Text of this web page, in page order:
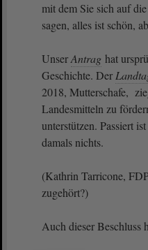
mit dem Sie sich auf
sagen, alles ist schön,
UnserAntrag hat
Geschichte. Der
2018, Mutterschafe,
Landesmitteln zu
unterstützen. Passiert
damals nichts.
(Kathrin Tarricone,
zugehört?)
Auch dieser Beschluss